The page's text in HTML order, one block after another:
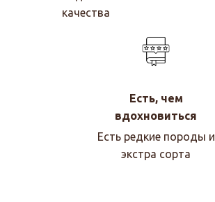
качества
Есть, чем
вдохновиться
Есть редкие породы и
экстра сорта